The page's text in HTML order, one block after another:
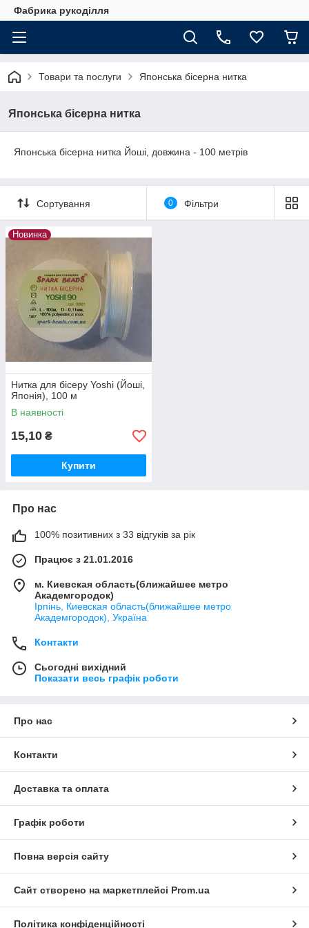
Фабрика рукоділля
Товари та послуги Японська бісерна нитка
Японська бісерна нитка
Японська бісерна нитка Йоші, довжина - 100 метрів
Сортування 0 Фільтри
Новинка
Нитка для бісеру Yoshi (Йоші,
Японія), 100 м
В наявності
15,10 ₴
Купити
Про нас
100% позитивних з 33 відгуків за рік
Працює з 21.01.2016
м. Киевская область(ближайшее метро
Академгородок)
Ірпінь, Киевская область(ближайшее метро
Академгородок), Україна
Контакти
Сьогодні вихідний
Показати весь графік роботи
Про нас
Контакти
Доставка та оплата
Графік роботи
Повна версія сайту
Сайт створено на маркетплейсі Prom.ua
Політика конфіденційності